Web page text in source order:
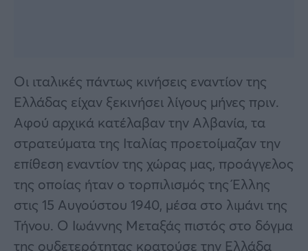
Οι ιταλικές πάντως κινήσεις εναντίον της
Ελλάδας είχαν ξεκινήσει λίγους μήνες πριν.
Αφού αρχικά κατέλαβαν την Αλβανία, τα
στρατεύματα της Ιταλίας προετοίμαζαν την
επίθεση εναντίον της χώρας μας, προάγγελος
της οποίας ήταν ο τορπιλισμός της Έλλης
στις 15 Αυγούστου 1940, μέσα στο λιμάνι της
Τήνου. Ο Ιωάννης Μεταξάς πιστός στο δόγμα
της ουδετερότητας κρατούσε την Ελλάδα